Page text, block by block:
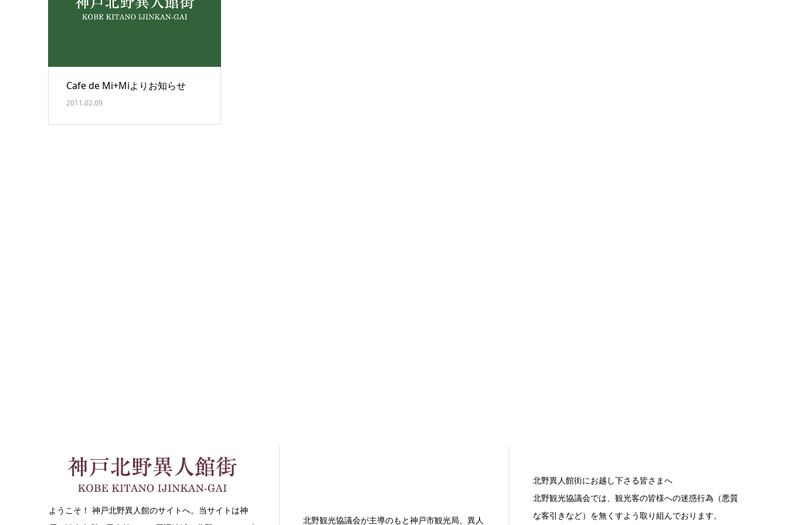
Cafe de Mi+Miよりお知らせ
2011.02.09
ようこそ！ 神戸北野異人館のサイトへ。当サイトは神
北野観光協議会が主導のもと神戸市観光局、異人
北野異人館街にお越し下さる皆さまへ
北野観光協議会では、観光客の皆様への迷惑行為（悪質
な客引きなど）を無くすよう取り組んでおります。